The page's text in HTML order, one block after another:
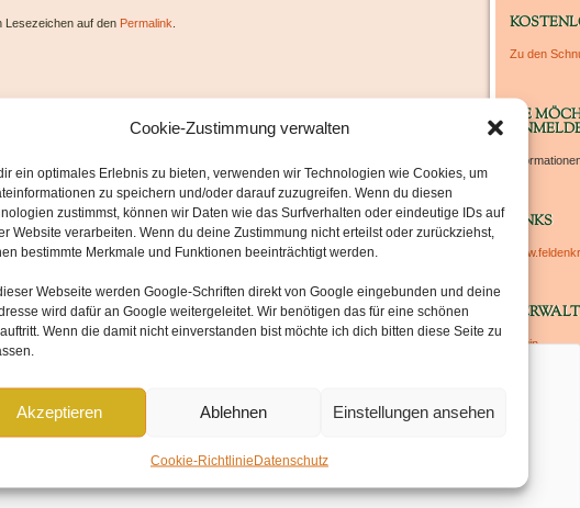
Cookie-Zustimmung verwalten
ein optimales Erlebnis zu bieten, verwenden wir Technologien wie Cookies, um
zu speichern und/oder darauf zuzugreifen. Wenn du diesen
zustimmst, können wir Daten wie das Surfverhalten oder eindeutige IDs auf
Website verarbeiten. Wenn du deine Zustimmung nicht erteilst oder zurückziehst,
bestimmte Merkmale und Funktionen beeinträchtigt werden.
Webseite werden Google-Schriften direkt von Google eingebunden und deine
wird dafür an Google weitergeleitet. Wir benötigen das für eine schönen
Wenn die damit nicht einverstanden bist möchte ich dich bitten diese Seite zu
Akzeptieren Ablehnen Einstellungen ansehen
Cookie-RichtlinieDatenschutz
Lesezeichen auf den Permalink
Felder sind mit*markiert
Zu den
SIE
LINKS
Login